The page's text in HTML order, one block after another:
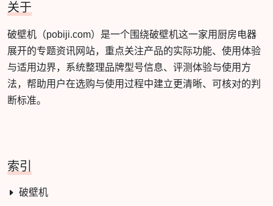
关于
破壁机（pobiji.com）是一个围绕破壁机这一家用厨房电器
展开的专题资讯网站，重点关注产品的实际功能、使用体验
与适用边界，系统整理品牌型号信息、评测体验与使用方
法，帮助用户在选购与使用过程中建立更清晰、可核对的判
断标准。
索引
破壁机